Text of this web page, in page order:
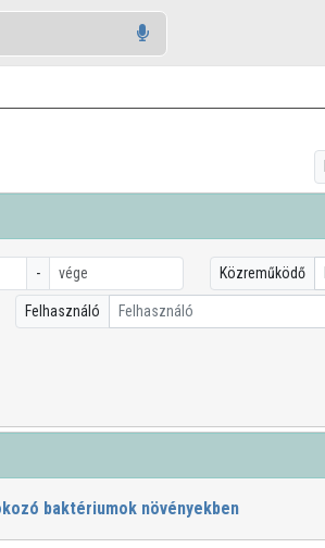
- Közreműködő
Felhasználó Felhasználó
baktériumok növényekben